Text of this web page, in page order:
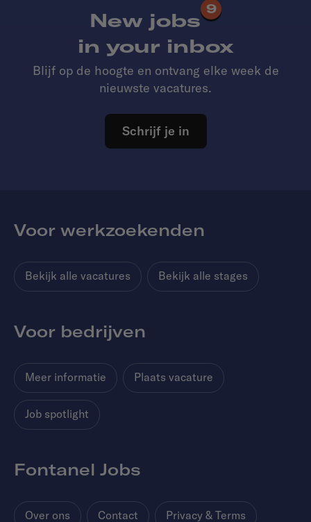
New jobs
9
in your inbox
Blijf op de hoogte en ontvang elke week de
nieuwste vacatures.
Schrijf je in
Voor werkzoekenden
Bekijk alle vacatures Bekijk alle stages
Voor bedrijven
Meer informatie Plaats vacature
Job spotlight
Fontanel Jobs
Over ons Contact Privacy & Terms